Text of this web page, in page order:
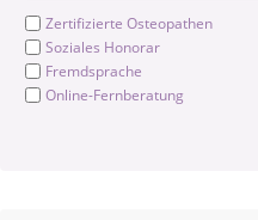
Zertifizierte Osteopathen
Soziales Honorar
Fremdsprache
Online-Fernberatung